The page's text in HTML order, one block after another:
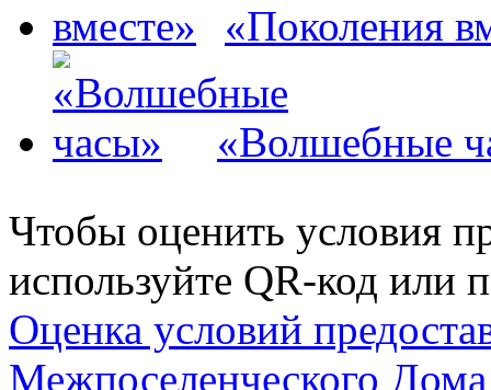
«Поколения
«Волшебные
Чтобы оценить условия
используйте QR-код или
Оценка условий
Межпоселенческого